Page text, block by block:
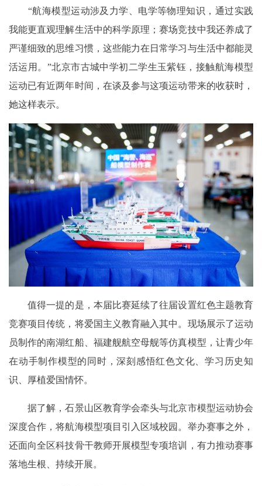
“航海模型运动涉及力学、电学等物理知识，通过实践
我能更直观理解生活中的科学原理；赛场竞技中我还养成了
严谨细致的思维习惯，这些能力在日常学习与生活中都能灵
活运用。”北京市古城中学初二学生玉紫钰，接触航海模型
运动已有近两年时间，在谈及参与这项运动带来的收获时，
她这样表示。
值得一提的是，本届比赛延续了往届设置红色主题教育
竞赛项目传统，将爱国主义教育融入其中。现场展示了运动
员制作的南湖红船、福建舰航空母舰等仿真模型，让青少年
在动手制作模型的同时，深刻感悟红色文化、学习历史知
识、厚植爱国情怀。
据了解，石景山区教育学会牵头与北京市模型运动协会
深度合作，将航海模型项目引入区域校园。举办赛事之外，
还面向全区科技骨干教师开展模型专项培训，有力推动赛事
落地生根、持续开展。